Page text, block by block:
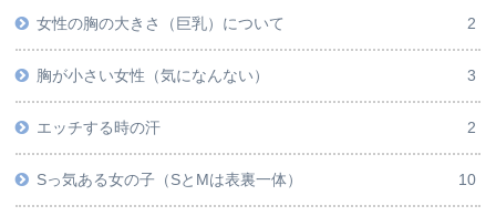
女性の胸の大きさ（巨乳）について 2
胸が小さい女性（気になんない） 3
エッチする時の汗 2
Sっ気ある女の子（SとMは表裏一体） 10